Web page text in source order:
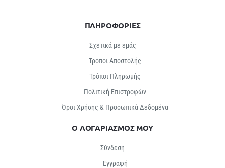
ΠΛΗΡΟΦΟΡΙΕΣ
Σχετικά με εμάς
Τρόποι Αποστολής
Τρόποι Πληρωμής
Πολιτική Επιστροφών
Όροι Χρήσης & Προσωπικά Δεδομένα
Ο ΛΟΓΑΡΙΑΣΜΟΣ ΜΟΥ
Σύνδεση
Εγγραφή